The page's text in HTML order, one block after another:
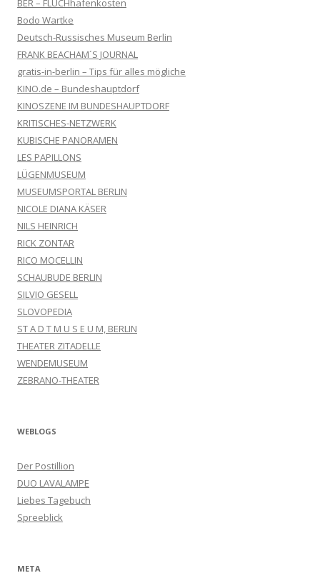
BER – FLUCHhafenkosten
Bodo Wartke
Deutsch-Russisches Museum Berlin
FRANK BEACHAM´S JOURNAL
gratis-in-berlin – Tips für alles mögliche
KINO.de – Bundeshauptdorf
KINOSZENE IM BUNDESHAUPTDORF
KRITISCHES-NETZWERK
KUBISCHE PANORAMEN
LES PAPILLONS
LÜGENMUSEUM
MUSEUMSPORTAL BERLIN
NICOLE DIANA KÄSER
NILS HEINRICH
RICK ZONTAR
RICO MOCELLIN
SCHAUBUDE BERLIN
SILVIO GESELL
SLOVOPEDIA
ST A D T M U S E U M, BERLIN
THEATER ZITADELLE
WENDEMUSEUM
ZEBRANO-THEATER
WEBLOGS
Der Postillion
DUO LAVALAMPE
Liebes Tagebuch
Spreeblick
META